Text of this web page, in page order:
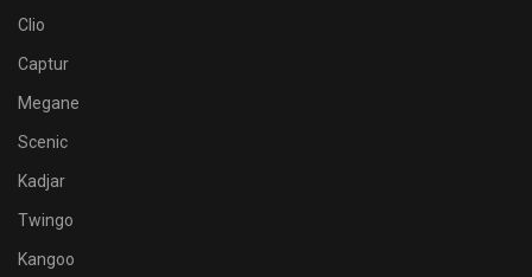
Clio
Captur
Megane
Scenic
Kadjar
Twingo
Kangoo